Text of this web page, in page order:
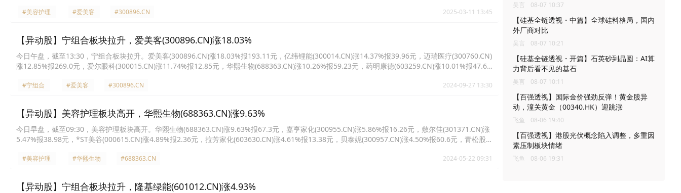
#美容护理 #爱美客 #300896.CN 2025-03-11 13:45
【异动股】宁组合板块拉升，爱美客(300896.CN)涨18.03%
今日午盘，截至13:30，宁组合板块拉升。爱美客(300896.CN)涨18.03%报193.11元，亿纬锂能(300014.CN)涨14.37%报39.96元，迈瑞医疗(300760.CN)
涨12.85%报269.0元，爱尔眼科(300015.CN)涨11.74%报12.85元，华熙生物(688363.CN)涨10.26%报59.23元，药明康德(603259.CN)涨10.01%报47.6
#宁组合 #爱美客 #300896.CN 2024-09-27 13:30
【异动股】美容护理板块高开，华熙生物(688363.CN)涨9.63%
今日早盘，截至09:30，美容护理板块高开。华熙生物(688363.CN)涨9.63%报67.3元，嘉亨家化(300955.CN)涨5.86%报16.26元，敷尔佳(301371.CN)涨
5.47%报38.98元，*ST美谷(000615.CN)涨4.89%报2.36元，拉芳家化(603630.CN)涨4.61%报13.38元，贝泰妮(300957.CN)涨4.50%报60.6元，青松股
#美容护理 #华熙生物 #688363.CN 2024-05-22 09:31
【异动股】宁组合板块拉升，隆基绿能(601012.CN)涨4.93%
吴言 08-07 10:37
【硅基全链透视・中篇】全球硅料格局，国内
外厂商对比
吴言 08-07 10:21
【硅基全链透视・开篇】石英砂到晶圆：AI算
力背后看不见的基石
吴言 08-07 10:11
【百强透视】国际金价强劲反弹！黄金股异
动，潼关黄金（00340.HK）迎跳涨
飞鱼 08-06 19:40
【百强透视】港股光伏概念陷入调整，多重因
素压制板块情绪
飞鱼 08-06 19:31